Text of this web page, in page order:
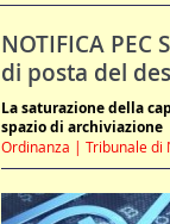
NOTIFICA
di posta del
La saturazione della
spazio di archiviazione
Ordinanza | Tribunale di